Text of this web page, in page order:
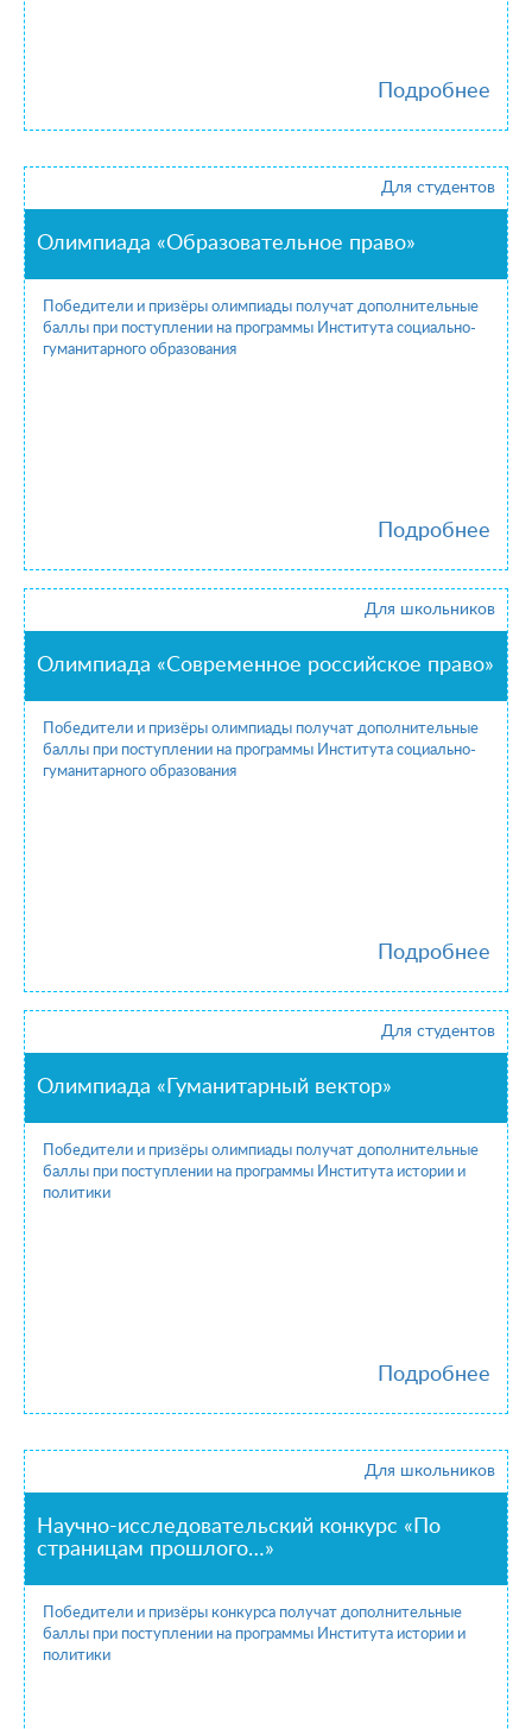
Подробнее
Для студентов
Олимпиада «Образовательное право»
Победители и призёры олимпиады получат дополнительные
баллы при поступлении на программы Института социально-
гуманитарного образования
Подробнее
Для школьников
Олимпиада «Современное российское право»
Победители и призёры олимпиады получат дополнительные
баллы при поступлении на программы Института социально-
гуманитарного образования
Подробнее
Для студентов
Олимпиада «Гуманитарный вектор»
Победители и призёры олимпиады получат дополнительные
баллы при поступлении на программы Института истории и
политики
Подробнее
Для школьников
Научно-исследовательский конкурс «По
страницам прошлого…»
Победители и призёры конкурса получат дополнительные
баллы при поступлении на программы Института истории и
политики